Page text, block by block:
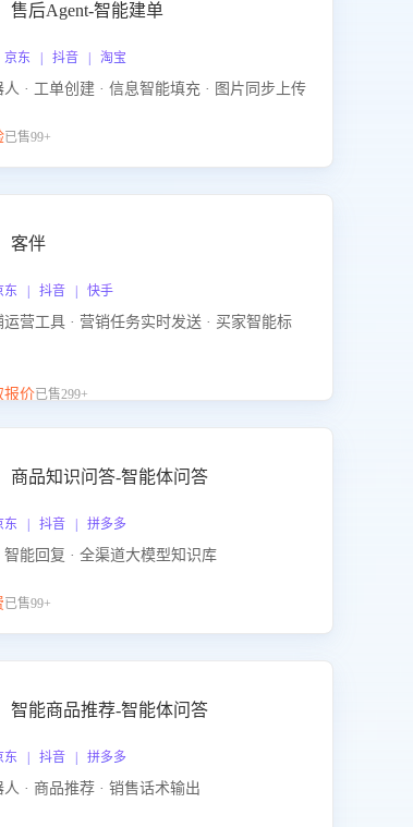
售后Agent-智能建单
京东 | 抖音 | 淘宝
· 工单创建 · 信息智能填充 · 图片同步上传
已售99+
客伴
东 | 抖音 | 快手
运营工具 · 营销任务实时发送 · 买家智能标
报价已售299+
商品知识问答-智能体问答
东 | 抖音 | 拼多多
智能回复 · 全渠道大模型知识库
已售99+
智能商品推荐-智能体问答
东 | 抖音 | 拼多多
· 商品推荐 · 销售话术输出